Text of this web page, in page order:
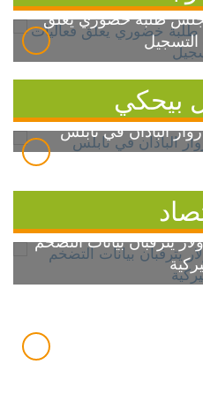
مجلس طلبة خضوري يعلق
التسجيل
بيحكي
الباذان في نابلس
يترقبان بيانات التضخم